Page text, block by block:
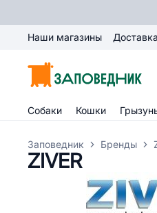
Наши магазины Доставка
Собаки Кошки
Заповедник Бренды
ZIVER